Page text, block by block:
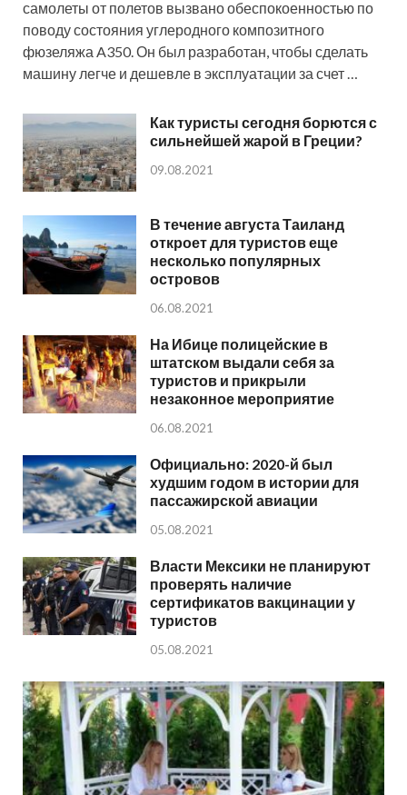
самолеты от полетов вызвано обеспокоенностью по
поводу состояния углеродного композитного
фюзеляжа A350. Он был разработан, чтобы сделать
машину легче и дешевле в эксплуатации за счет …
Как туристы сегодня борются с
сильнейшей жарой в Греции?
09.08.2021
В течение августа Таиланд
откроет для туристов еще
несколько популярных
островов
06.08.2021
На Ибице полицейские в
штатском выдали себя за
туристов и прикрыли
незаконное мероприятие
06.08.2021
Официально: 2020-й был
худшим годом в истории для
пассажирской авиации
05.08.2021
Власти Мексики не планируют
проверять наличие
сертификатов вакцинации у
туристов
05.08.2021